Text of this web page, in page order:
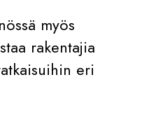
myös
rakentajia
eri